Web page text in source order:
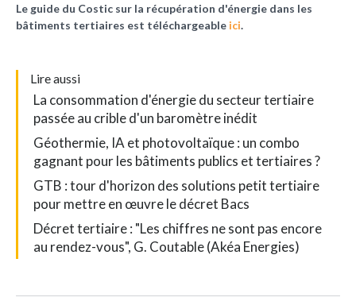
Le guide du Costic sur la récupération d'énergie dans les
bâtiments tertiaires est téléchargeable ici.
L ire aussi
La consommation d'énergie du secteur tertiaire
passée au crible d'un baromètre inédit
Géothermie, IA et photovoltaïque : un combo
gagnant pour les bâtiments publics et tertiaires ?
GTB : tour d'horizon des solutions petit tertiaire
pour mettre en œuvre le décret Bacs
Décret tertiaire : "Les chiffres ne sont pas encore
au rendez-vous", G. Coutable (Akéa Energies)